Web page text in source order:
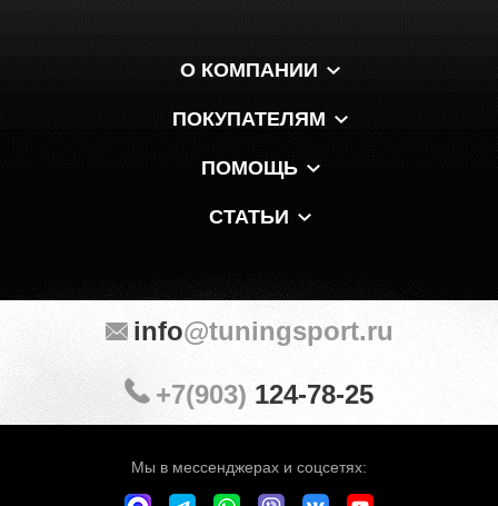
О КОМПАНИИ
ПОКУПАТЕЛЯМ
ПОМОЩЬ
СТАТЬИ
Мы в мессенджерах и соцсетях:
info@tuningsport.ru
+7(903) 124-78-25